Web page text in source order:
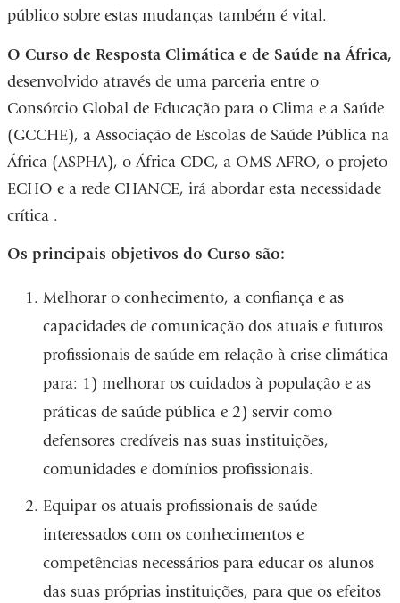
público sobre estas mudanças também é vital.
O Curso de Resposta Climática e de Saúde na África,
desenvolvido através de uma parceria entre o
Consórcio Global de Educação para o Clima e a Saúde
(GCCHE), a Associação de Escolas de Saúde Pública na
África (ASPHA), o África CDC, a OMS AFRO, o projeto
ECHO e a rede CHANCE, irá abordar esta necessidade
crítica .
Os principais objetivos do Curso são:
Melhorar o conhecimento, a confiança e as
capacidades de comunicação dos atuais e futuros
profissionais de saúde em relação à crise climática
para: 1) melhorar os cuidados à população e as
práticas de saúde pública e 2) servir como
defensores credíveis nas suas instituições,
comunidades e domínios profissionais.
Equipar os atuais profissionais de saúde
interessados ​​com os conhecimentos e
competências necessários para educar os alunos
das suas próprias instituições, para que os efeitos